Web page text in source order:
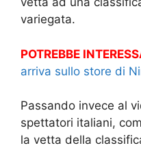
variegata.
POTREBBE
arriva sullo store di
Passando invece al
spettatori italiani,
la vetta della